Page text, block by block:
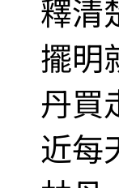
釋清
擺明
丹買
近每